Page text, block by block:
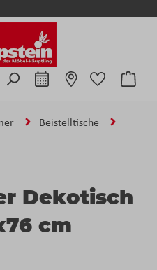
Beistelltische
Dekotisch
cm